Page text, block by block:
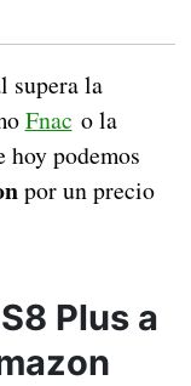
supera la
Fnac o la
hoy podemos
por un precio
Plus a